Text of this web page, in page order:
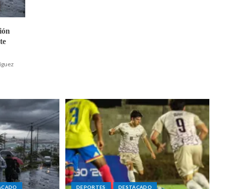
DEPORTES DESTACADO